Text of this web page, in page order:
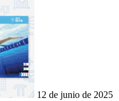
12 de junio de 2025